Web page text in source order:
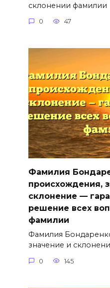
склонении фамилии
0 47
Фамилия
происхождения,
склонение —
решение всех
фамилии
Фамилия
значение и
0 145